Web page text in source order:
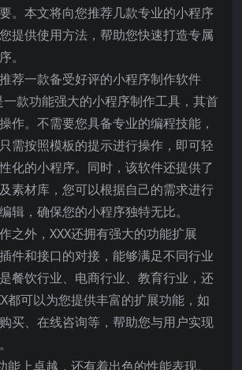
。本文将向您推荐几款专业的小程序
提供使用方法，帮助您快速打造专属
。
荐一款备受好评的小程序制作软件
款功能强大的小程序制作工具，其首
作。不需要您具备专业的编程技能，
需按照模板的提示进行操作，即可轻
化的小程序。同时，该软件还提供了
素材库，您可以根据自己的需求进行
辑，确保您的小程序独特无比。
之外，XXX还拥有强大的功能扩展
件和接口的对接，能够满足不同行业
餐饮行业、电商行业、教育行业，还
都可以为您提供丰富的扩展功能，如
买、在线咨询等，帮助您与用户实现
能上卓越，还有着出色的性能表现。